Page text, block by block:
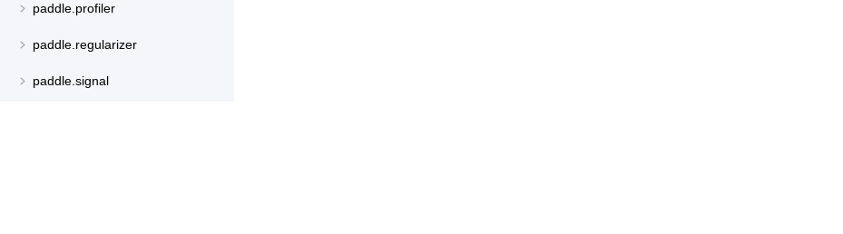
paddle.profiler
paddle.regularizer
paddle.signal